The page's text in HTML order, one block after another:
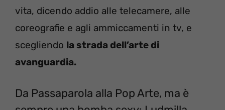
vita, dicendo addio alle telecamere, alle
coreografie e agli ammiccamenti in tv, e
scegliendo la strada dell’arte di
avanguardia.
Da Passaparola alla Pop Arte, ma è